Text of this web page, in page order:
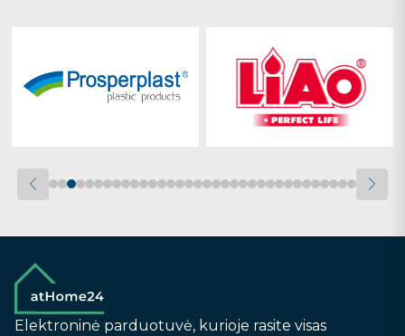
Elektroninė parduotuvė, kurioje rasite visas